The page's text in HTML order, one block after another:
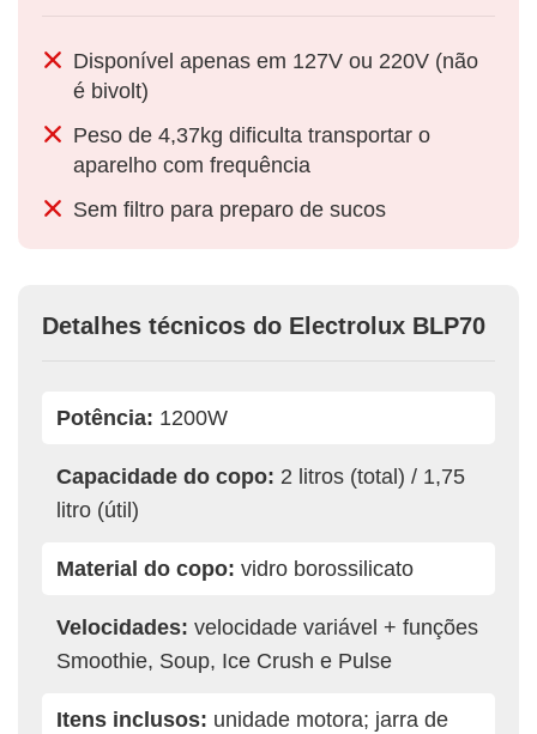
Disponível apenas em 127V ou 220V (não
é bivolt)
Peso de 4,37kg dificulta transportar o
aparelho com frequência
Sem filtro para preparo de sucos
Detalhes técnicos do Electrolux BLP70
Potência: 1200W
Capacidade do copo: 2 litros (total) / 1,75
litro (útil)
Material do copo: vidro borossilicato
Velocidades: velocidade variável + funções
Smoothie, Soup, Ice Crush e Pulse
Itens inclusos: unidade motora; jarra de